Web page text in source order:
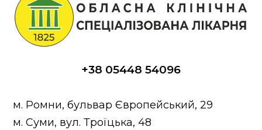
+38 05448 54096
м. Ромни, бульвар Європейський, 29
м. Суми, вул. Троїцька, 48